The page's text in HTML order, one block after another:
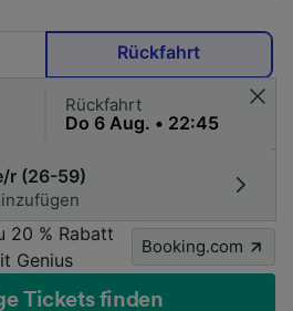
Rückfahrt
Rückfahrt
r (26-59)
20 % Rabatt
Genius
Booking.com
Tickets finden